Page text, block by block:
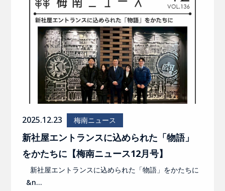
2025.12.23 梅南ニュース
新社屋エントランスに込められた「物語」
をかたちに【梅南ニュース12月号】
新社屋エントランスに込められた「物語」をかたちに
&n…